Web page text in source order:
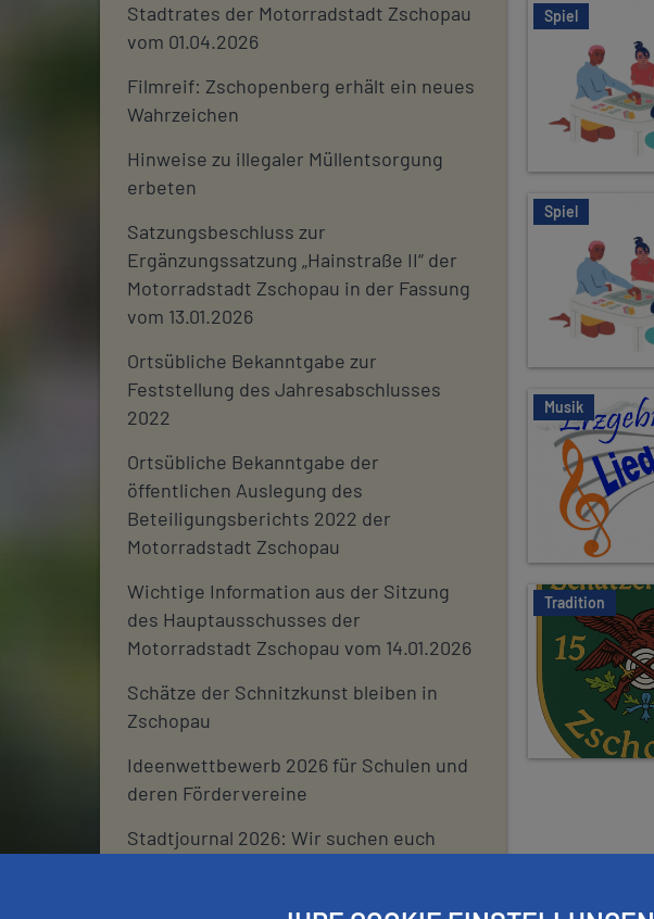
Stadtrates der Motorradstadt Zschopau
vom 01.04.2026
Filmreif: Zschopenberg erhält ein neues
Wahrzeichen
Hinweise zu illegaler Müllentsorgung
erbeten
Satzungsbeschluss zur
Ergänzungssatzung „Hainstraße II“ der
Motorradstadt Zschopau in der Fassung
vom 13.01.2026
Ortsübliche Bekanntgabe zur
Feststellung des Jahresabschlusses
2022
Ortsübliche Bekanntgabe der
öffentlichen Auslegung des
Beteiligungsberichts 2022 der
Motorradstadt Zschopau
Wichtige Information aus der Sitzung
des Hauptausschusses der
Motorradstadt Zschopau vom 14.01.2026
Schätze der Schnitzkunst bleiben in
Zschopau
Ideenwettbewerb 2026 für Schulen und
deren Fördervereine
Stadtjournal 2026: Wir suchen euch
Spiel
Spiel
Musik
Tradition
P
G